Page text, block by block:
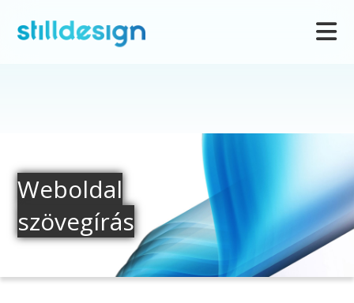
Weboldal
szövegírás